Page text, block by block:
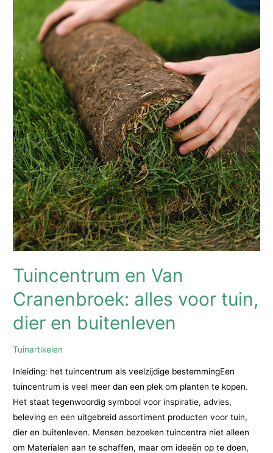
in
en
tuin
Tuincentrum en Van
Cranenbroek: alles voor tuin,
dier en buitenleven
Tuinartikelen
Inleiding: het tuincentrum als veelzijdige bestemmingEen
tuincentrum is veel meer dan een plek om planten te kopen.
Het staat tegenwoordig symbool voor inspiratie, advies,
beleving en een uitgebreid assortiment producten voor tuin,
dier en buitenleven. Mensen bezoeken tuincentra niet alleen
om Materialen aan te schaffen, maar om ideeën op te doen,